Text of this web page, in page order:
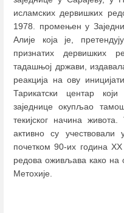
исламских дервишких
1978. промењен у
Алије која је,
признатих дервишких
тадашњој држави,
реакција на ову
Тарикатски центар
заједнице окупљао
текијског начина
активно су
почетком 90-их година
редова оживљава како на
Метохије.